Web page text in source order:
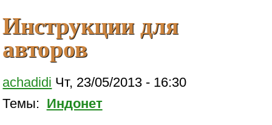
Инструкции для
авторов
achadidi Чт, 23/05/2013 - 16:30
Темы: Индонет